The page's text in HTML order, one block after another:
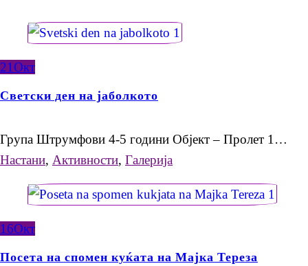
21 Окт
Светски ден на јаболкото
Група Штрумфови 4-5 години Објект – Пролет 1…
Настани, Активности, Галерија
16Окт
Посета на спомен куќата на Мајка Тереза